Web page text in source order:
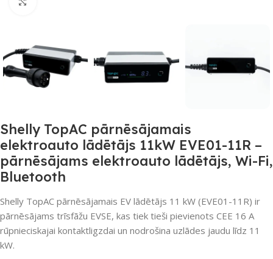
Shelly TopAC pārnēsājamais
elektroauto lādētājs 11kW EVE01-11R –
pārnēsājams elektroauto lādētājs, Wi-Fi,
Bluetooth
Shelly TopAC pārnēsājamais EV lādētājs 11 kW (EVE01-11R) ir
pārnēsājams trīsfāžu EVSE, kas tiek tieši pievienots CEE 16 A
rūpnieciskajai kontaktligzdai un nodrošina uzlādes jaudu līdz 11
kW.